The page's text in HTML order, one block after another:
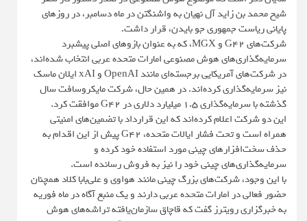
شیخ محمد بن زاید آل نهیان به واشنگتن در ماه دسامبر، در روزهای
پایانی ریاست جمهوری جو بایدن، قرار داشت.
شرکت‌های G42 و MGX، که به عنوان بازوهای اصلی پیشبرد
سرمایه‌گذاری‌های هوش مصنوعی امارات متحده عربی انتخاب شده‌اند،
در شرکت‌های آمریکایی برجسته‌ای مانند OpenAI و xAI ایلان ماسک
نیز سرمایه‌گذاری کرده‌اند. در همین حال، شرکت مایکروسافت سال
گذشته با سرمایه‌گذاری ۱.۵ میلیارد دلاری در G42 موافقت کرد.
این دو شرکت اعلام کرده‌اند که این قرارداد با تضمین‌های امنیتی
همراه است و تحت فشار ایالات متحده، G42 پیش از این اقدام به
حذف سخت‌افزارهای چینی مورد استفاده خود کرده و
سرمایه‌گذاری‌های چینی خود را نیز به فروش رسانده است.
با این وجود، شرکت‌های بزرگ چینی مانند هواوی و علی‌بابا کلاد همچنان
حضور فعالی در امارات متحده عربی دارند و یک منبع آگاه در ماه فوریه
به خبرگزاری رویترز گفت که قاچاق سازمان‌یافته تراشه‌های هوش